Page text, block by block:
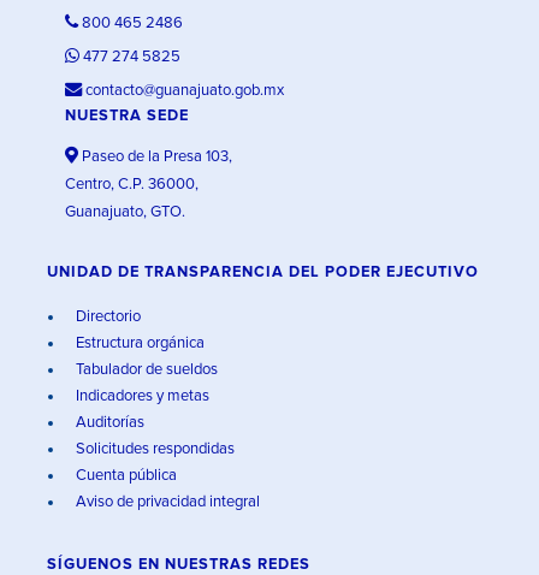
800 465 2486
477 274 5825
contacto@guanajuato.gob.mx
NUESTRA SEDE
Paseo de la Presa 103,
Centro, C.P. 36000,
Guanajuato, GTO.
UNIDAD DE TRANSPARENCIA DEL PODER EJECUTIVO
Directorio
Estructura orgánica
Tabulador de sueldos
Indicadores y metas
Auditorías
Solicitudes respondidas
Cuenta pública
Aviso de privacidad integral
SÍGUENOS EN NUESTRAS REDES